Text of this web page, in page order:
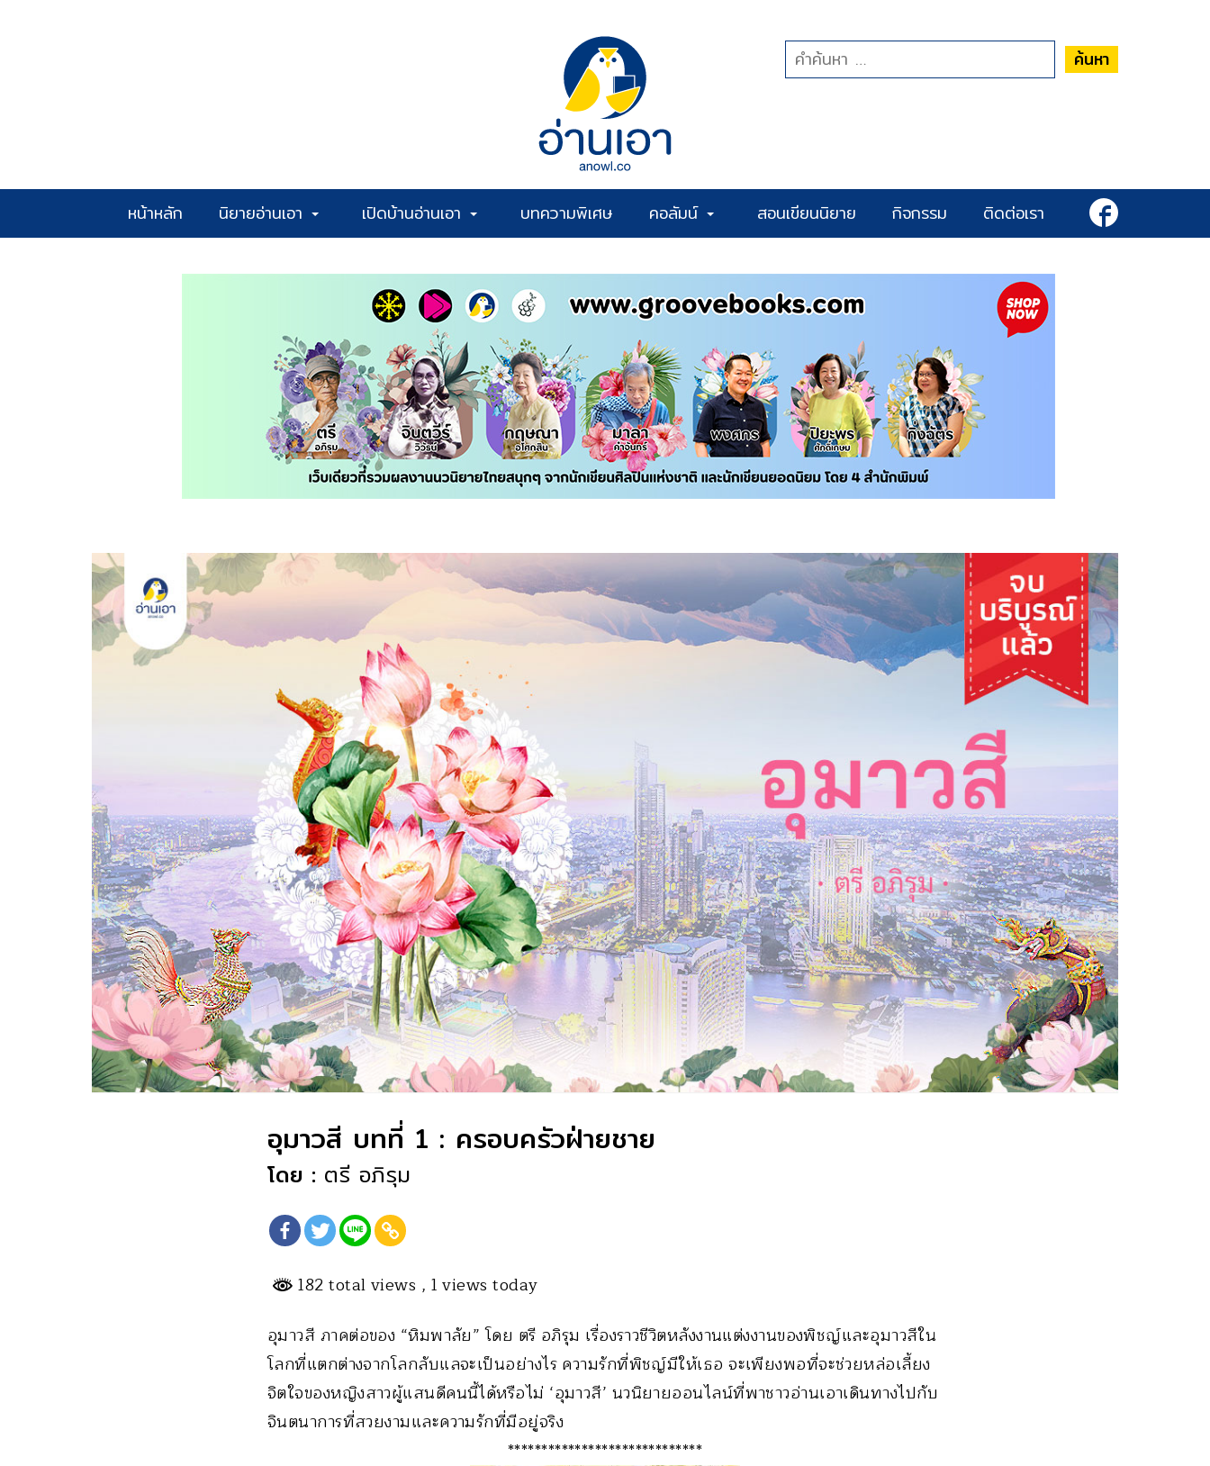
ค้นหา
หน้าหลัก นิยายอ่านเอา เปิดบ้านอ่านเอา บทความพิเศษ คอลัมน์ สอนเขียนนิยาย กิจกรรม ติดต่อเรา
อุมาวสี บทที่ 1 : ครอบครัวฝ่ายชาย
โดย : ตรี อภิรุม
182 total views , 1 views today
อุมาวสี ภาคต่อของ “หิมพาลัย” โดย ตรี อภิรุม เรื่องราวชีวิตหลังงานแต่งงานของพิชญ์และอุมาวสีใน
โลกที่แตกต่างจากโลกลับแลจะเป็นอย่างไร ความรักที่พิชญ์มีให้เธอ จะเพียงพอที่จะช่วยหล่อเลี้ยง
จิตใจของหญิงสาวผู้แสนดีคนนี้ได้หรือไม่ ‘อุมาวสี’ นวนิยายออนไลน์ที่พาชาวอ่านเอาเดินทางไปกับ
จินตนาการที่สวยงามและความรักที่มีอยู่จริง
*****************************